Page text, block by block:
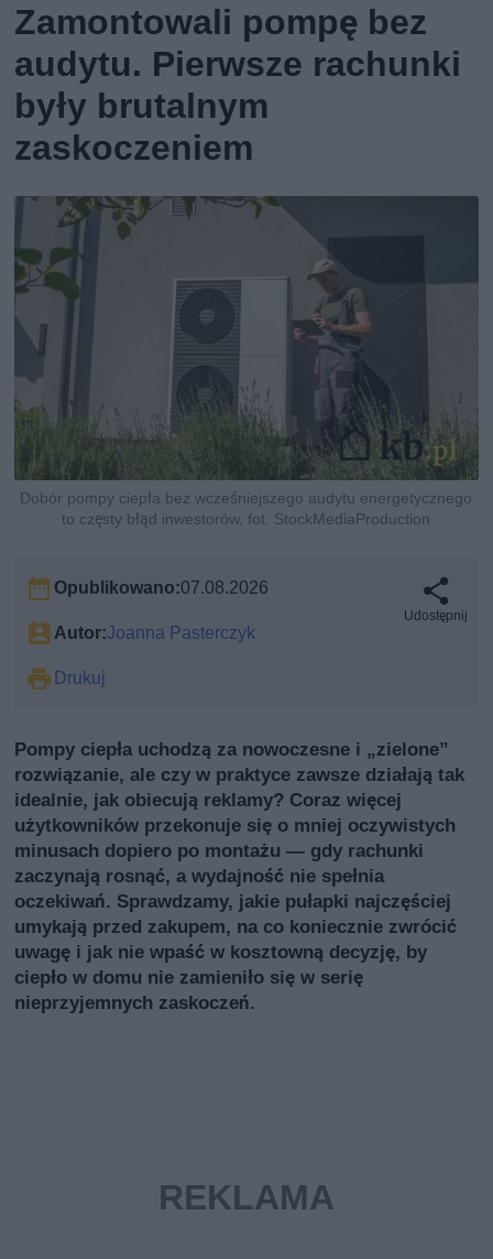
Zamontowali pompę bez
audytu. Pierwsze rachunki
były brutalnym
zaskoczeniem
Dobór pompy ciepła bez wcześniejszego audytu energetycznego
to częsty błąd inwestorów, fot. StockMediaProduction
Opublikowano:07.08.2026
Autor:Joanna Pasterczyk
Drukuj
Udostępnij
Pompy ciepła uchodzą za nowoczesne i „zielone”
rozwiązanie, ale czy w praktyce zawsze działają tak
idealnie, jak obiecują reklamy? Coraz więcej
użytkowników przekonuje się o mniej oczywistych
minusach dopiero po montażu — gdy rachunki
zaczynają rosnąć, a wydajność nie spełnia
oczekiwań. Sprawdzamy, jakie pułapki najczęściej
umykają przed zakupem, na co koniecznie zwrócić
uwagę i jak nie wpaść w kosztowną decyzję, by
ciepło w domu nie zamieniło się w serię
nieprzyjemnych zaskoczeń.